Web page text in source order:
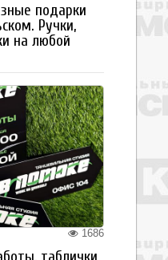
подарки
Ручки,
на любой
1686